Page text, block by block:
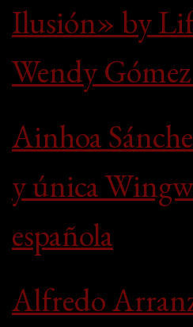
Ilusión» by
Wendy
Ainhoa
y única
española
Alfredo